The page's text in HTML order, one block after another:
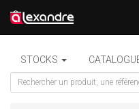
STOCKS